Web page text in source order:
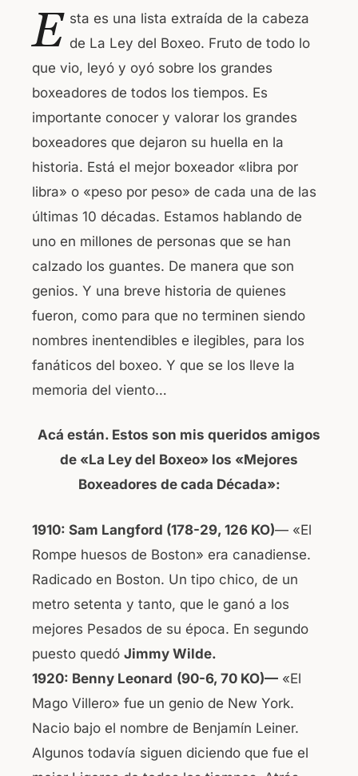
c
e
b
o
o
k
at
s
A
p
p
E sta es una lista extraída de la cabeza
de La Ley del Boxeo. Fruto de todo lo
que vio, leyó y oyó sobre los grandes
boxeadores de todos los tiempos. Es
importante conocer y valorar los grandes
boxeadores que dejaron su huella en la
historia. Está el mejor boxeador «libra por
libra» o «peso por peso» de cada una de las
últimas 10 décadas. Estamos hablando de
uno en millones de personas que se han
calzado los guantes. De manera que son
genios. Y una breve historia de quienes
fueron, como para que no terminen siendo
nombres inentendibles e ilegibles, para los
fanáticos del boxeo. Y que se los lleve la
memoria del viento…
Acá están. Estos son mis queridos amigos
de «La Ley del Boxeo» los «Mejores
Boxeadores de cada Década»:
1910: Sam Langford (178-29, 126 KO)— «El
Rompe huesos de Boston» era canadiense.
Radicado en Boston. Un tipo chico, de un
metro setenta y tanto, que le ganó a los
mejores Pesados de su época. En segundo
puesto quedó Jimmy Wilde.
1920: Benny Leonard (90-6, 70 KO)— «El
Mago Villero» fue un genio de New York.
Nacio bajo el nombre de Benjamín Leiner.
Algunos todavía siguen diciendo que fue el